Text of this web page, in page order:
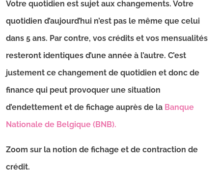
Votre quotidien est sujet aux changements. Votre
quotidien d’aujourd’hui n’est pas le même que celui
dans 5 ans. Par contre, vos crédits et vos mensualités
resteront identiques d’une année à l’autre. C’est
justement ce changement de quotidien et donc de
finance qui peut provoquer une situation
d’endettement et de fichage auprès de la Banque
Nationale de Belgique (BNB).
Zoom sur la notion de fichage et de contraction de
crédit.